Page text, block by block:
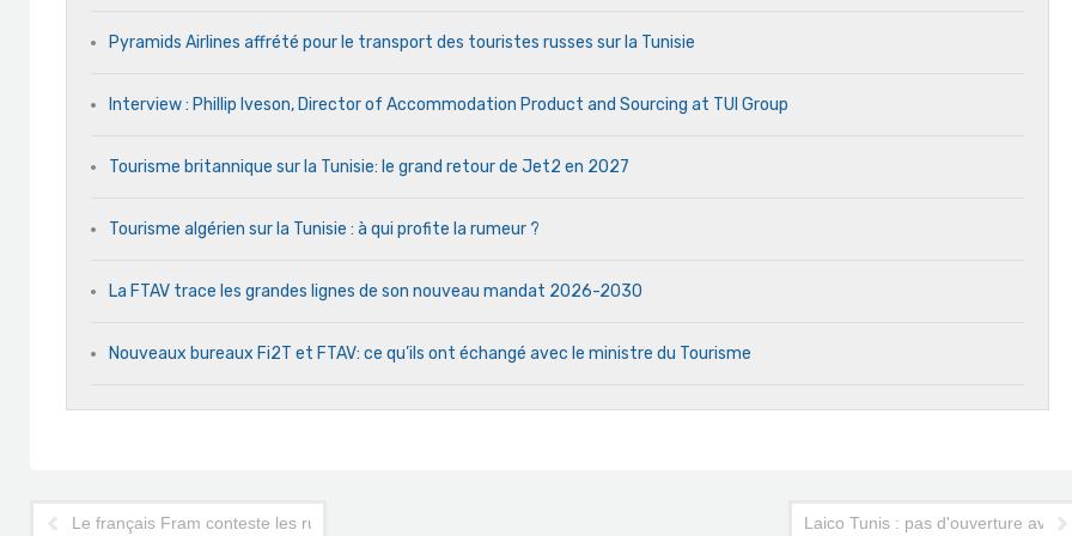
Pyramids Airlines affrété pour le transport des touristes russes sur la Tunisie
Interview : Phillip Iveson, Director of Accommodation Product and Sourcing at TUI Group
Tourisme britannique sur la Tunisie: le grand retour de Jet2 en 2027
Tourisme algérien sur la Tunisie : à qui profite la rumeur ?
La FTAV trace les grandes lignes de son nouveau mandat 2026-2030
Nouveaux bureaux Fi2T et FTAV: ce qu’ils ont échangé avec le ministre du Tourisme
Le français Fram conteste les rumeurs tunisiennes Laico Tunis : pas d'ouverture avant